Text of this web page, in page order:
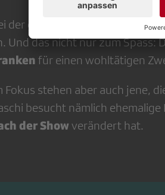
der grossen Song-
Und das nicht nur zum Spass:
für einen wohltätigen
Fokus stehen aber auch jene,
besucht nämlich
der Showverändert hat.